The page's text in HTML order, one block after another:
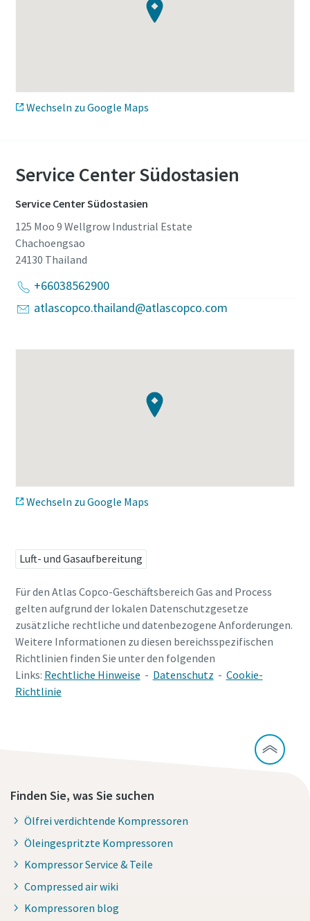
Wechseln zu Google Maps
Service Center Südostasien
Service Center Südostasien
125 Moo 9 Wellgrow Industrial Estate
Chachoengsao
24130 Thailand
+66038562900
atlascopco.thailand@atlascopco.com
Wechseln zu Google Maps
Luft- und Gasaufbereitung
Für den Atlas Copco-Geschäftsbereich Gas and Process
gelten aufgrund der lokalen Datenschutzgesetze
zusätzliche rechtliche und datenbezogene Anforderungen.
Weitere Informationen zu diesen bereichsspezifischen
Richtlinien finden Sie unter den folgenden
Links: Rechtliche Hinweise - Datenschutz - Cookie-
Richtlinie
Finden Sie, was Sie suchen
Ölfrei verdichtende Kompressoren
Öleingespritzte Kompressoren
Kompressor Service & Teile
Compressed air wiki
Kompressoren blog